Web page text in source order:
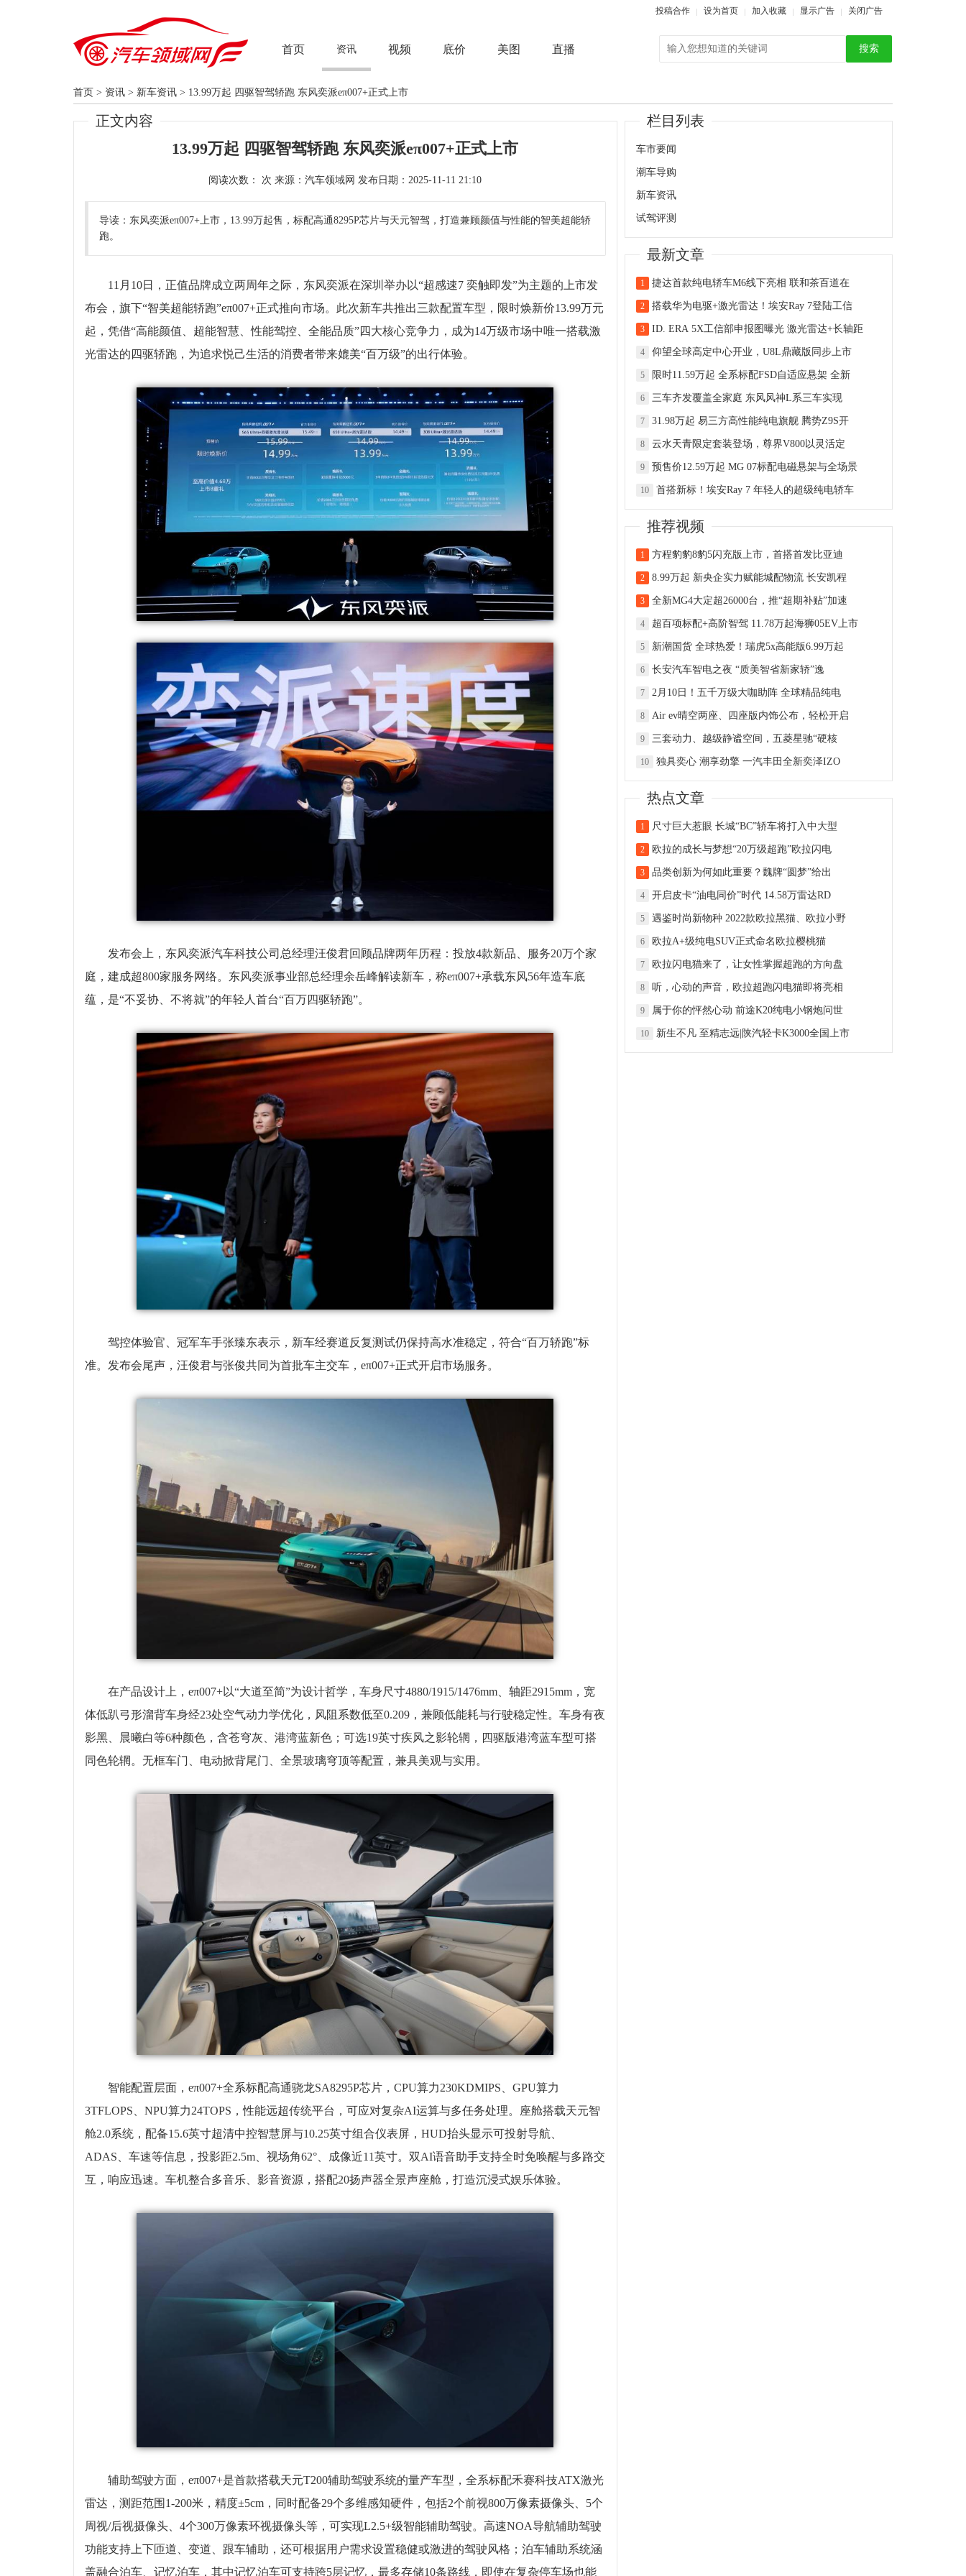
投稿合作 设为首页 加入收藏 显示广告 关闭广告
首页 资讯 视频 底价 美图 直播 搜索
首页 > 资讯 > 新车资讯 > 13.99万起 四驱智驾轿跑 东风奕派eπ007+正式上市
正文内容
13.99万起 四驱智驾轿跑 东风奕派eπ007+正式上市
阅读次数： 次 来源：汽车领域网 发布日期：2025-11-11 21:10
导读：东风奕派eπ007+上市，13.99万起售，标配高通8295P芯片与天元智驾，打造兼顾颜值与性能的智美超能轿
跑。
11月10日，正值品牌成立两周年之际，东风奕派在深圳举办以“超感速7 奕触即发”为主题的上市发
布会，旗下“智美超能轿跑”eπ007+正式推向市场。此次新车共推出三款配置车型，限时焕新价13.99万元
起，凭借“高能颜值、超能智慧、性能驾控、全能品质”四大核心竞争力，成为14万级市场中唯一搭载激
光雷达的四驱轿跑，为追求悦己生活的消费者带来媲美“百万级”的出行体验。
发布会上，东风奕派汽车科技公司总经理汪俊君回顾品牌两年历程：投放4款新品、服务20万个家
庭，建成超800家服务网络。东风奕派事业部总经理余岳峰解读新车，称eπ007+承载东风56年造车底
蕴，是“不妥协、不将就”的年轻人首台“百万四驱轿跑”。
驾控体验官、冠军车手张臻东表示，新车经赛道反复测试仍保持高水准稳定，符合“百万轿跑”标
准。发布会尾声，汪俊君与张俊共同为首批车主交车，eπ007+正式开启市场服务。
在产品设计上，eπ007+以“大道至简”为设计哲学，车身尺寸4880/1915/1476mm、轴距2915mm，宽
体低趴弓形溜背车身经23处空气动力学优化，风阻系数低至0.209，兼顾低能耗与行驶稳定性。车身有夜
影黑、晨曦白等6种颜色，含苍穹灰、港湾蓝新色；可选19英寸疾风之影轮辋，四驱版港湾蓝车型可搭
同色轮辋。无框车门、电动掀背尾门、全景玻璃穹顶等配置，兼具美观与实用。
智能配置层面，eπ007+全系标配高通骁龙SA8295P芯片，CPU算力230KDMIPS、GPU算力
3TFLOPS、NPU算力24TOPS，性能远超传统平台，可应对复杂AI运算与多任务处理。座舱搭载天元智
舱2.0系统，配备15.6英寸超清中控智慧屏与10.25英寸组合仪表屏，HUD抬头显示可投射导航、
ADAS、车速等信息，投影距2.5m、视场角62°、成像近11英寸。双AI语音助手支持全时免唤醒与多路交
互，响应迅速。车机整合多音乐、影音资源，搭配20扬声器全景声座舱，打造沉浸式娱乐体验。
辅助驾驶方面，eπ007+是首款搭载天元T200辅助驾驶系统的量产车型，全系标配禾赛科技ATX激光
雷达，测距范围1-200米，精度±5cm，同时配备29个多维感知硬件，包括2个前视800万像素摄像头、5个
周视/后视摄像头、4个300万像素环视摄像头等，可实现L2.5+级智能辅助驾驶。高速NOA导航辅助驾驶
功能支持上下匝道、变道、跟车辅助，还可根据用户需求设置稳健或激进的驾驶风格；泊车辅助系统涵
盖融合泊车、记忆泊车，其中记忆泊车可支持跨5层记忆，最多存储10条路线，即使在复杂停车场也能
栏目列表
车市要闻
潮车导购
新车资讯
试驾评测
最新文章
1 捷达首款纯电轿车M6线下亮相 联和茶百道在
2 搭载华为电驱+激光雷达！埃安Ray 7登陆工信
3 ID. ERA 5X工信部申报图曝光 激光雷达+长轴距
4 仰望全球高定中心开业，U8L鼎藏版同步上市
5 限时11.59万起 全系标配FSD自适应悬架 全新
6 三车齐发覆盖全家庭 东风风神L系三车实现
7 31.98万起 易三方高性能纯电旗舰 腾势Z9S开
8 云水天青限定套装登场，尊界V800以灵活定
9 预售价12.59万起 MG 07标配电磁悬架与全场景
10 首搭新标！埃安Ray 7 年轻人的超级纯电轿车
推荐视频
1 方程豹豹8豹5闪充版上市，首搭首发比亚迪
2 8.99万起 新央企实力赋能城配物流 长安凯程
3 全新MG4大定超26000台，推“超期补贴”加速
4 超百项标配+高阶智驾 11.78万起海狮05EV上市
5 新潮国货 全球热爱！瑞虎5x高能版6.99万起
6 长安汽车智电之夜 “质美智省新家轿”逸
7 2月10日！五千万级大咖助阵 全球精品纯电
8 Air ev晴空两座、四座版内饰公布，轻松开启
9 三套动力、越级静谧空间，五菱星驰“硬核
10 独具奕心 潮享劲擎 一汽丰田全新奕泽IZO
热点文章
1 尺寸巨大惹眼 长城“BC”轿车将打入中大型
2 欧拉的成长与梦想“20万级超跑”欧拉闪电
3 品类创新为何如此重要？魏牌“圆梦”给出
4 开启皮卡“油电同价”时代 14.58万雷达RD
5 遇鉴时尚新物种 2022款欧拉黑猫、欧拉小野
6 欧拉A+级纯电SUV正式命名欧拉樱桃猫
7 欧拉闪电猫来了，让女性掌握超跑的方向盘
8 听，心动的声音，欧拉超跑闪电猫即将亮相
9 属于你的怦然心动 前途K20纯电小钢炮问世
10 新生不凡 至精志远|陕汽轻卡K3000全国上市